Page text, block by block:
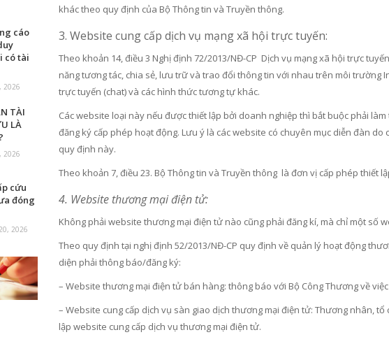
khác theo quy định của Bộ Thông tin và Truyền thông.
3. Website cung cấp dịch vụ mạng xã hội trực tuyến:
Theo khoản 14, điều 3 Nghị định 72/2013/NĐ-CP Dịch vụ mạng xã hội trực
năng tương tác, chia sẻ, lưu trữ và trao đổi thông tin với nhau trên môi trường
trực tuyến (chat) và các hình thức tương tự khác.
Các website loại này nếu được thiết lập bởi doanh nghiệp thì bắt buộc phải
đăng ký cấp phép hoạt động. Lưu ý là các website có chuyên mục diễn đàn
quy định này.
Theo khoản 7, điều 23. Bộ Thông tin và Truyền thông là đơn vị cấp phép thiết
4. Website thương mại điện tử:
Không phải website thương mại điện tử nào cũng phải đăng kí, mà chỉ một số
Theo quy định tại nghị định 52/2013/NĐ-CP quy định về quản lý hoạt động
diện phải thông báo/đăng ký:
– Website thương mại điện tử bán hàng: thông báo với Bộ Công Thương về
– Website cung cấp dịch vụ sàn giao dịch thương mại điện tử: Thương nhân,
lập website cung cấp dịch vụ thương mại điện tử.
cáo
có tài
2026
TÀI
LÀ
2026
cứu
đóng
2026